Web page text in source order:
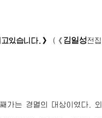
있습니다.》 ( 《 김일성전집
가는 경멸의 대상이였다.